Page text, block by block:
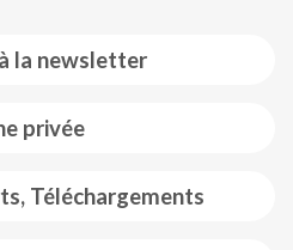
la newsletter
privée
Téléchargements